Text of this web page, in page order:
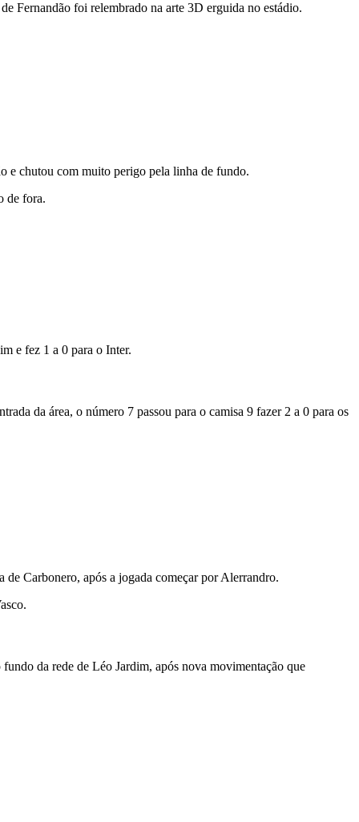
Fernandão foi relembrado na arte 3D erguida no estádio.
e chutou com muito perigo pela linha de fundo.
de fora.
e fez 1 a 0 para o Inter.
da área, o número 7 passou para o camisa 9 fazer 2 a 0 para os
Carbonero, após a jogada começar por Alerrandro.
da rede de Léo Jardim, após nova movimentação que